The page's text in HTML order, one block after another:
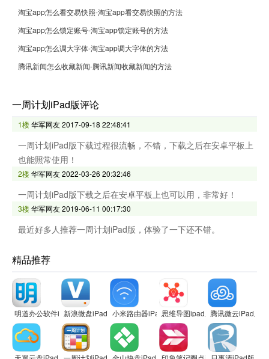
淘宝app怎么看交易快照-淘宝app看交易快照的方法
淘宝app怎么锁定账号-淘宝app锁定账号的方法
淘宝app怎么调大字体-淘宝app调大字体的方法
腾讯新闻怎么收藏新闻-腾讯新闻收藏新闻的方法
一周计划iPad版评论
1楼华军网友2017-09-18 22:48:41
一周计划iPad版下载过程很流畅，不错，下载之后在安卓平板上
也能照常使用！
2楼华军网友2022-03-26 20:32:46
一周计划iPad版下载之后在安卓平板上也可以用，非常好！
3楼华军网友2019-06-11 00:17:30
最近好多人推荐一周计划iPad版，体验了一下还不错。
精品推荐
明道办公软件ipad版新浪微盘iPad版小米路由器iPad客户端思维导图ipad版腾讯微云iPad版